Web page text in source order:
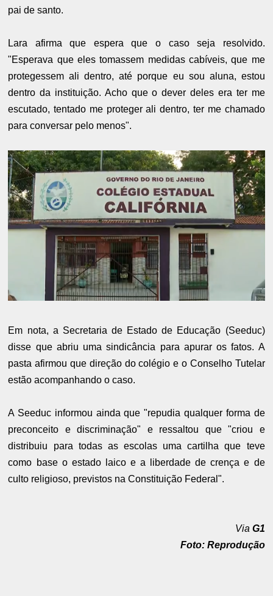
pai de santo.
Lara afirma que espera que o caso seja resolvido.
"Esperava que eles tomassem medidas cabíveis, que me
protegessem ali dentro, até porque eu sou aluna, estou
dentro da instituição. Acho que o dever deles era ter me
escutado, tentado me proteger ali dentro, ter me chamado
para conversar pelo menos".
Em nota, a Secretaria de Estado de Educação (Seeduc)
disse que abriu uma sindicância para apurar os fatos. A
pasta afirmou que direção do colégio e o Conselho Tutelar
estão acompanhando o caso.
A Seeduc informou ainda que "repudia qualquer forma de
preconceito e discriminação" e ressaltou que "criou e
distribuiu para todas as escolas uma cartilha que teve
como base o estado laico e a liberdade de crença e de
culto religioso, previstos na Constituição Federal".
Via G1
Foto: Reprodução